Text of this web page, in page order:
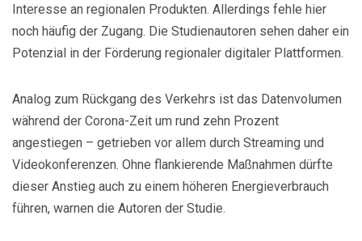
Interesse an regionalen Produkten. Allerdings fehle hier
noch häufig der Zugang. Die Studienautoren sehen daher ein
Potenzial in der Förderung regionaler digitaler Plattformen.
Analog zum Rückgang des Verkehrs ist das Datenvolumen
während der Corona-Zeit um rund zehn Prozent
angestiegen – getrieben vor allem durch Streaming und
Videokonferenzen. Ohne flankierende Maßnahmen dürfte
dieser Anstieg auch zu einem höheren Energieverbrauch
führen, warnen die Autoren der Studie.